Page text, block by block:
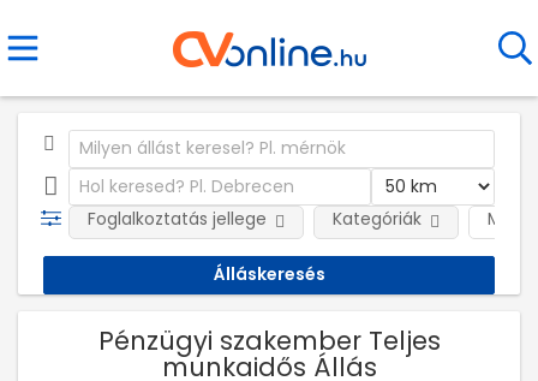
Foglalkoztatás jellege Kategóriák
Pénzügyi szakember Teljes
munkaidős Állás